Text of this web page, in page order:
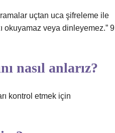
uçtan uca şifreleme ile
okuyamaz veya dinleyemez.” 9
nasıl anlarız?
kontrol etmek için